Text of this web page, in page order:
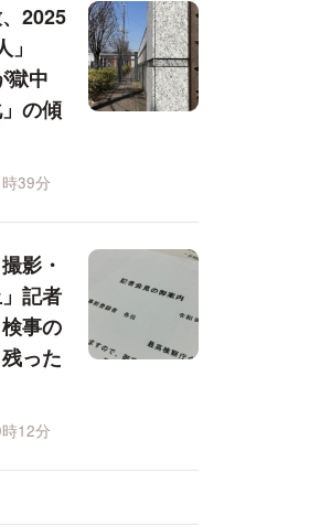
2025
獄中
の傾
39分
影・
記者
事の
った
12分